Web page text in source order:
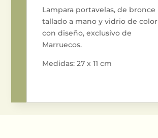
Lampara portavelas, de bronce
tallado a mano y vidrio de color
con diseño, exclusivo de
Marruecos.
Medidas: 27 x 11 cm